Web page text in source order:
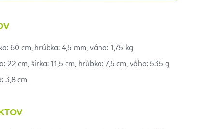
60 cm, hrúbka: 4,5 mm, váha: 1,75 kg
22 cm, šírka: 11,5 cm, hrúbka: 7,5 cm, váha: 535 g
3,8 cm